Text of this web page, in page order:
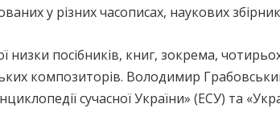
у різних часописах, наукових
посібників, книг, зокрема,
композиторів. Володимир
сучасної України» (ЕСУ) та